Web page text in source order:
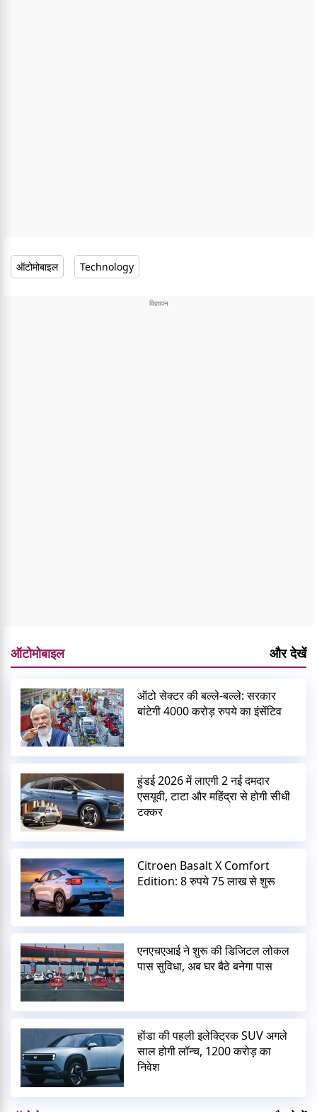
ऑटोमोबाइल Technology
ऑटोमोबाइल और देखें
ऑटो सेक्टर की बल्ले-बल्ले: सरकार
बांटेगी 4000 करोड़ रुपये का इंसेंटिव
हुंडई 2026 में लाएगी 2 नई दमदार
एसयूवी, टाटा और महिंद्रा से होगी सीधी
टक्कर
Citroen Basalt X Comfort
Edition: 8 रुपये 75 लाख से शुरू
एनएचएआई ने शुरू की डिजिटल लोकल
पास सुविधा, अब घर बैठे बनेगा पास
होंडा की पहली इलेक्ट्रिक SUV अगले
साल होगी लॉन्च, 1200 करोड़ का
निवेश